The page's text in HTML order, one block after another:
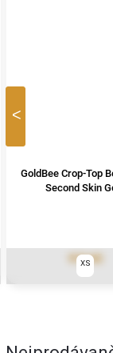
Previous
GoldBee Crop-Top
Second Skin
972 Kč
XS